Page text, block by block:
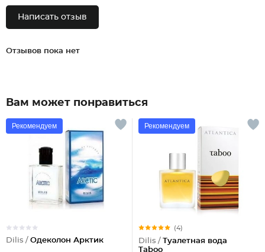
Написать отзыв
Отзывов пока нет
Вам может понравиться
Рекомендуем
Dilis / Одеколон Арктик
Рекомендуем
(4)
Dilis / Туалетная вода
Taboo